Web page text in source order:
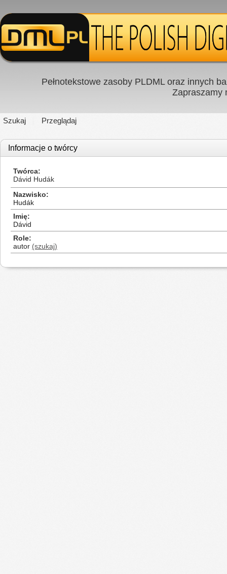
Pełnotekstowe zasoby PLDML oraz innych
Zapraszamy
Szukaj Przeglądaj
Informacje o twórcy
Twórca
Dávid Hudák
Nazwisko
Hudák
Imię
Dávid
Role
autor (szukaj)